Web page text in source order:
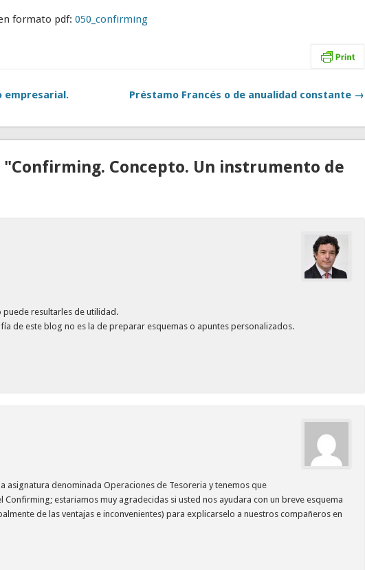
formato pdf: 050_confirming
empresarial. Préstamo Francés o de anualidad constante →
"Confirming. Concepto. Un instrumento de
puede resultarles de utilidad.
de este blog no es la de preparar esquemas o apuntes personalizados.
asignatura denominada Operaciones de Tesoreria y tenemos que
Confirming; estariamos muy agradecidas si usted nos ayudara con un breve esquema
de las ventajas e inconvenientes) para explicarselo a nuestros compañeros en